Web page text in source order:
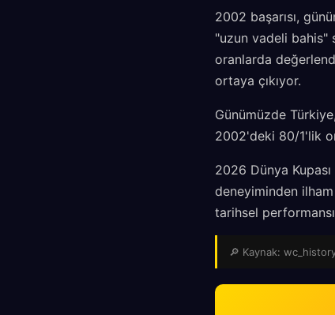
2002 başarısı,
"uzun vadeli bahis"
oranlarda
ortaya çıkıyor.
Günümüzde
2002'deki 80/1'lik
2026 Dünya
deneyiminden
tarihsel
🔎 Kaynak: